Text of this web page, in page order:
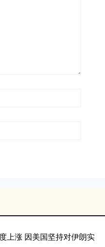
上涨 因美国坚持对伊朗实